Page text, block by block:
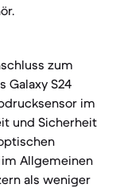
zum
Galaxy S24
im
und Sicherheit
Allgemeinen
als weniger